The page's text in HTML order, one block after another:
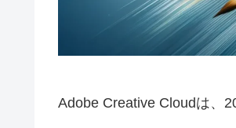
Adobe Creative Cloudは、